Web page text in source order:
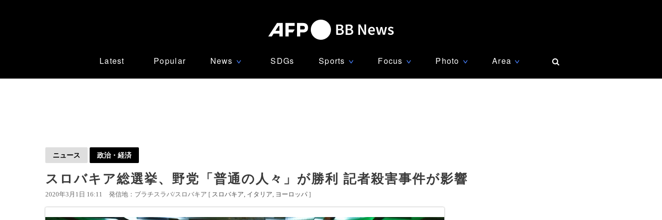
Latest Popular News ∨ SDGs Sports ∨ Focus ∨ Photo ∨ Area ∨
ニュース 政治・経済
スロバキア総選挙、野党「普通の人々」が勝利 記者殺害事件が影響
2020年3月1日 16:11 発信地：ブラチスラバ/スロバキア [ スロバキア イタリア ヨーロッパ ]